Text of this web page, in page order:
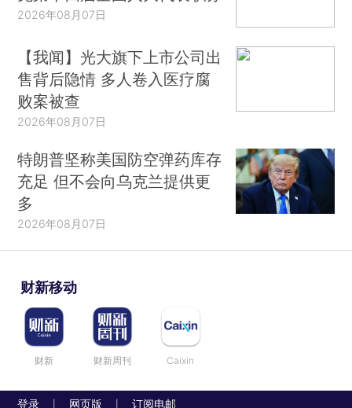
2026年08月07日
【我闻】光大旗下上市公司出
售背后隐情 多人卷入医疗腐
败案被查
2026年08月07日
特朗普坚称美国防空弹药库存
充足 但不会向乌克兰提供更
多
2026年08月07日
财新移动
财新 财新周刊 Caixin
登录 网页版 订阅电邮